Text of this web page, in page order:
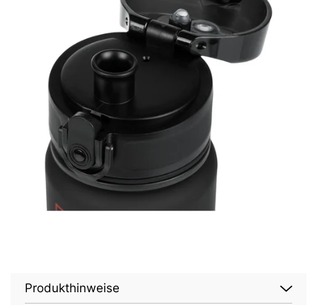
Produkthinweise